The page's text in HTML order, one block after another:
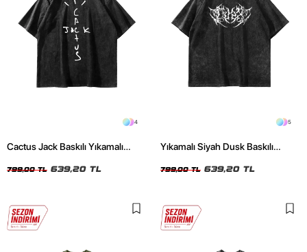
4
Cactus Jack Baskılı Yıkamalı
799,00 TL 639,20 TL
5
Yıkamalı Siyah Dusk Baskılı
799,00 TL 639,20 TL